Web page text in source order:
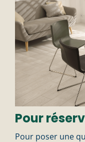
Pour
Pour poser une